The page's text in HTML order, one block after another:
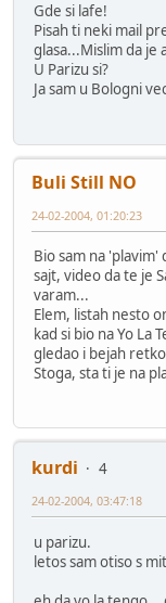
Gde si lafe!
Pisah ti neki mail
glasa...Mislim da je
U Parizu si?
Ja sam u Bologni
Buli Still NO
24-02-2004, 01:20:23
Bio sam na 'plavim'
sajt, video da te je
varam...
Elem, listah nesto
kad si bio na Yo La
gledao i bejah
Stoga, sta ti je na
kurdi
4
24-02-2004, 03:47:18
u parizu.
letos sam otiso s